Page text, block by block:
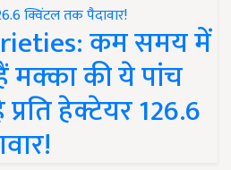
कम समय में
मक्का की ये पांच
हेक्टेयर 126.6